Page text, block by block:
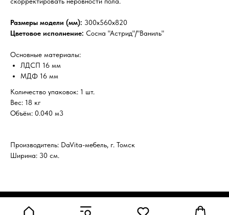
Размеры модели (мм): 300х560х820
Цветовое исполнение: Сосна "Астрид"/"Ваниль"
Основные материалы:
ЛДСП 16 мм
МДФ 16 мм
Количество упаковок: 1 шт.
Вес: 18 кг
Объём: 0.040 м3
Производитель: DaVita-мебель, г. Томск
Ширина: 30 см.
Made on Tilda